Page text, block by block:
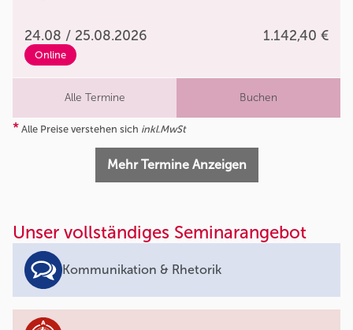
24.08 / 25.08.2026 1.142,40 €
Online
Alle Termine Buchen
* Alle Preise verstehen sich inkl.MwSt
Mehr Termine Anzeigen
Unser vollständiges Seminarangebot
Kommunikation & Rhetorik